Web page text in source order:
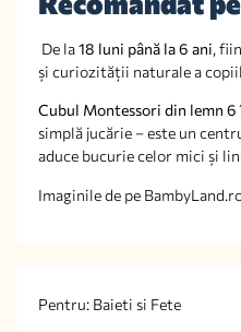
De la18 luni până la 6 ani,
și curiozității naturale a
Cubul Montessori din lemn 6
simplă jucărie – este un
aduce bucurie celor mici și
Imaginile de pe
Pentru: Baieti si Fete